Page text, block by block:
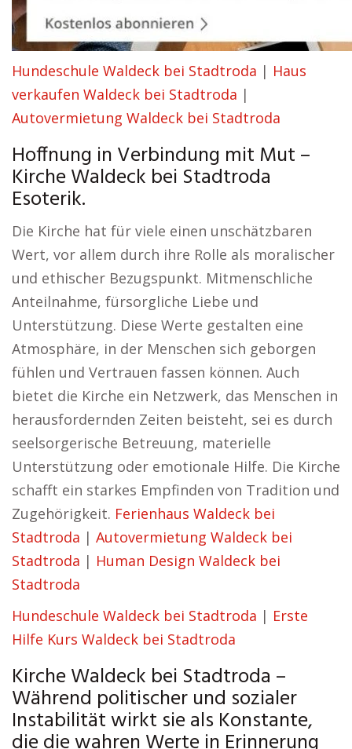
Hundeschule Waldeck bei Stadtroda | Haus
verkaufen Waldeck bei Stadtroda |
Autovermietung Waldeck bei Stadtroda
Hoffnung in Verbindung mit Mut –
Kirche Waldeck bei Stadtroda
Esoterik.
Die Kirche hat für viele einen unschätzbaren
Wert, vor allem durch ihre Rolle als moralischer
und ethischer Bezugspunkt. Mitmenschliche
Anteilnahme, fürsorgliche Liebe und
Unterstützung. Diese Werte gestalten eine
Atmosphäre, in der Menschen sich geborgen
fühlen und Vertrauen fassen können. Auch
bietet die Kirche ein Netzwerk, das Menschen in
herausfordernden Zeiten beisteht, sei es durch
seelsorgerische Betreuung, materielle
Unterstützung oder emotionale Hilfe. Die Kirche
schafft ein starkes Empfinden von Tradition und
Zugehörigkeit. Ferienhaus Waldeck bei
Stadtroda | Autovermietung Waldeck bei
Stadtroda | Human Design Waldeck bei
Stadtroda
Hundeschule Waldeck bei Stadtroda | Erste
Hilfe Kurs Waldeck bei Stadtroda
Kirche Waldeck bei Stadtroda –
Während politischer und sozialer
Instabilität wirkt sie als Konstante,